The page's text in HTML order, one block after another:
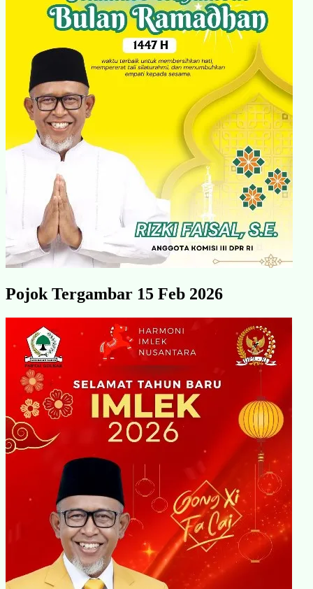
Pojok Tergambar 15 Feb 2026